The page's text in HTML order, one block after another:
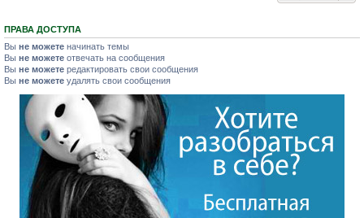
ПРАВА ДОСТУПА
Вы не можете начинать темы
Вы не можете отвечать на сообщения
Вы не можете редактировать свои сообщения
Вы не можете удалять свои сообщения